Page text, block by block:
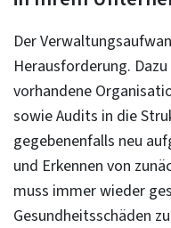
Der
Herausforderung.
vorhandene
sowie Audits in die
gegebenenfalls neu
und Erkennen von
muss immer wieder
Gesundheitsschäden